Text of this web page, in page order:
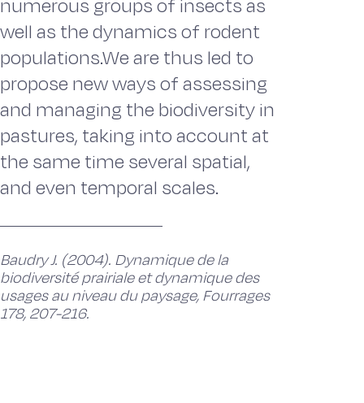
numerous groups of insects as
well as the dynamics of rodent
populations.We are thus led to
propose new ways of assessing
and managing the biodiversity in
pastures, taking into account at
the same time several spatial,
and even temporal scales.
Baudry J. (2004). Dynamique de la
biodiversité prairiale et dynamique des
usages au niveau du paysage, Fourrages
178, 207-216.